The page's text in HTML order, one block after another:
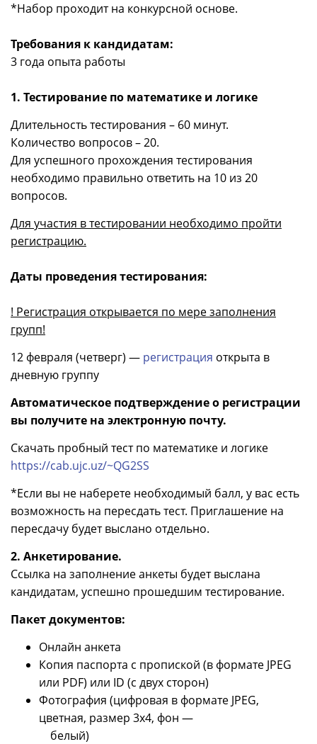
*Набор проходит на конкурсной основе.
Требования к кандидатам:
3 года опыта работы
1. Тестирование по математике и логике
Длительность тестирования – 60 минут.
Количество вопросов – 20.
Для успешного прохождения тестирования
необходимо правильно ответить на 10 из 20
вопросов.
Для участия в тестировании необходимо пройти
регистрацию.
Даты проведения тестирования:
! Регистрация открывается по мере заполнения
групп!
12 февраля (четверг) — регистрация открыта в
дневную группу
Автоматическое подтверждение о регистрации
вы получите на электронную почту.
Скачать пробный тест по математике и логике
https://cab.ujc.uz/~QG2SS
*Если вы не наберете необходимый балл, у вас есть
возможность на пересдать тест. Приглашение на
пересдачу будет выслано отдельно.
2. Анкетирование.
Ссылка на заполнение анкеты будет выслана
кандидатам, успешно прошедшим тестирование.
Пакет документов:
Онлайн анкета
Копия паспорта с пропиской (в формате JPEG
или PDF) или ID (с двух сторон)
Фотография (цифровая в формате JPEG,
цветная, размер 3х4, фон —
белый)